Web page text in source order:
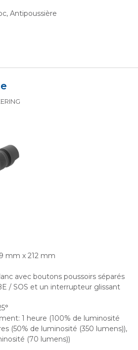
Antipoussière
mm x 212 mm
avec boutons poussoirs séparés
/ SOS et un interrupteur glissant
1 heure (100% de luminosité
(50% de luminosité (350 lumens)),
(70 lumens))